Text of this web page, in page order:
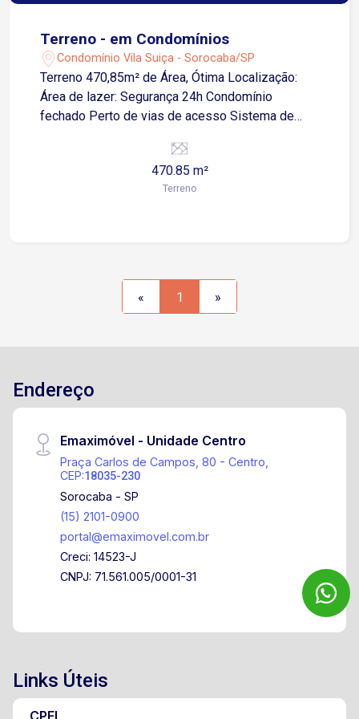
Terreno - em Condomínios
Condomínio Vila Suiça - Sorocaba/SP
Terreno 470,85m² de Área, Ótima Localização:
Área de lazer: Segurança 24h Condomínio
fechado Perto de vias de acesso Sistema de
shopping center Agende sua visita
470.85 m²
Terreno
« 1 »
Endereço
Emaximóvel - Unidade Centro
Praça Carlos de Campos, 80 - Centro,
CEP:18035-230
Sorocaba - SP
(15) 2101-0900
portal@emaximovel.com.br
Creci: 14523-J
CNPJ: 71.561.005/0001-31
Links Úteis